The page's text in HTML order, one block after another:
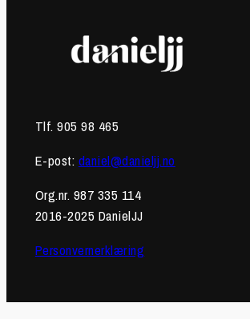
Tlf. 905 98 465
E-post: daniel@danieljj.no
Org.nr. 987 335 114
2016-2025 DanielJJ
Personvernerklæring